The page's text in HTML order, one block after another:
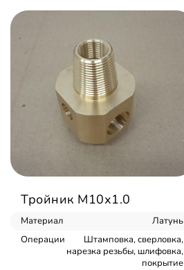
Тройник М10х1.0
Материал
Латунь
Операции
Штамповка, сверловка,
нарезка резьбы, шлифовка,
покрытие